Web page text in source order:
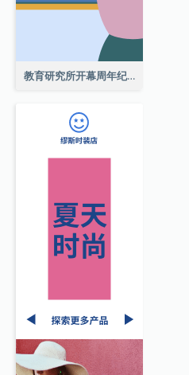
教育研究所开幕周年纪念日擎天柱廣告